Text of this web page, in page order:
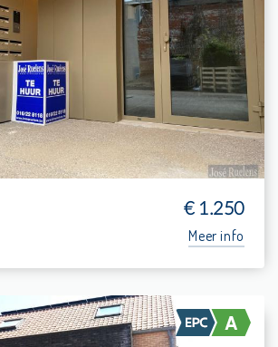
Verhuurd: Appartement
1
5 m²
1
75 m²
€ 1.250
Meer info